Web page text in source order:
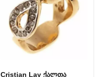
Cristian Lay ქალთა